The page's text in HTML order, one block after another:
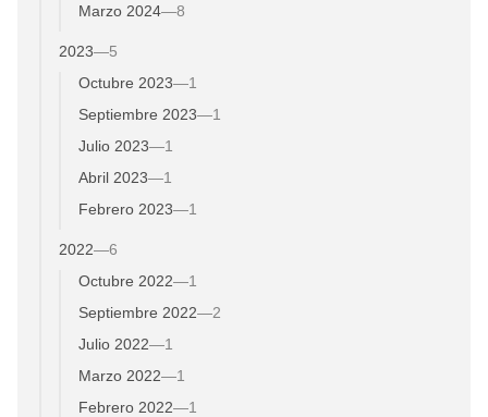
Marzo 2024—8
2023—5
Octubre 2023—1
Septiembre 2023—1
Julio 2023—1
Abril 2023—1
Febrero 2023—1
2022—6
Octubre 2022—1
Septiembre 2022—2
Julio 2022—1
Marzo 2022—1
Febrero 2022—1